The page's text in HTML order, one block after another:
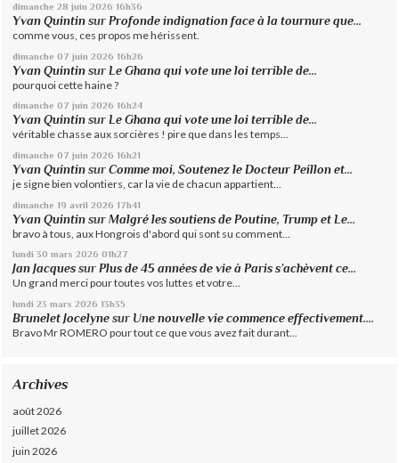
dimanche 28 juin 2026 16h36
Yvan Quintin surProfonde indignation face à la tournure que...
comme vous, ces propos me hérissent.
dimanche 07 juin 2026 16h26
Yvan Quintin sur Le Ghana qui vote une loi terrible de...
pourquoi cette haine ?
dimanche 07 juin 2026 16h24
Yvan Quintin surLe Ghana qui vote une loi terrible de...
véritable chasse aux sorcières ! pire que dans les temps...
dimanche 07 juin 2026 16h21
Yvan Quintin surComme moi, Soutenez le Docteur Peillon et...
je signe bien volontiers, car la vie de chacun appartient...
dimanche 19 avril 2026 17h41
Yvan Quintin surMalgré les soutiens de Poutine, Trump et Le...
bravo à tous, aux Hongrois d'abord qui sont su comment...
lundi 30 mars 2026 01h27
Jan Jacques surPlus de 45 années de vie à Paris s’achèvent ce...
Un grand merci pour toutes vos luttes et votre...
lundi 23 mars 2026 13h35
Brunelet Jocelyne sur Une nouvelle vie commence effectivement....
Bravo Mr ROMERO pour tout ce que vous avez fait durant...
Archives
août 2026
juillet 2026
juin 2026